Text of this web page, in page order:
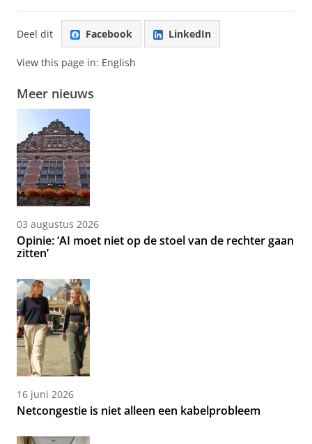
Deel dit Facebook LinkedIn
View this page in: English
Meer nieuws
03 augustus 2026
Opinie: ‘AI moet niet op de stoel van de rechter gaan
zitten’
16 juni 2026
Netcongestie is niet alleen een kabelprobleem